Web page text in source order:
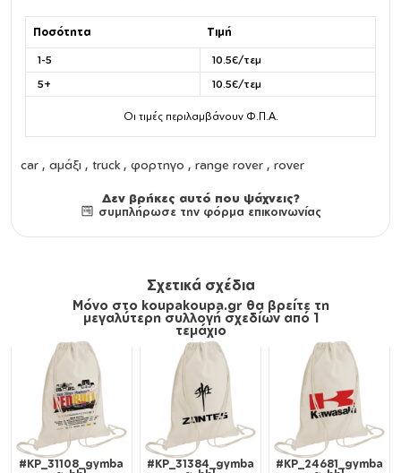
Ποσότητα Τιμή
1-5
10.5€/τεμ
5+
10.5€/τεμ
Οι τιμές περιλαμβάνουν Φ.Π.Α.
car , αμάξι , truck , φορτηγο , range rover , rover
Δεν βρήκες αυτό που ψάχνεις?
συμπλήρωσε την φόρμα επικοινωνίας
Σχετικά σχέδια
Μόνο στο koupakoupa.gr θα βρείτε τη
μεγαλύτερη συλλογή σχεδίων από 1
τεμάχιο
#KP_31108_gymba
#KP_31384_gymba
#KP_24681_gymba